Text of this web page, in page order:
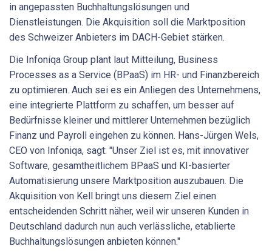
in angepassten Buchhaltungslösungen und
Dienstleistungen. Die Akquisition soll die Marktposition
des Schweizer Anbieters im DACH-Gebiet stärken.
Die Infoniqa Group plant laut Mitteilung, Business
Processes as a Service (BPaaS) im HR- und Finanzbereich
zu optimieren. Auch sei es ein Anliegen des Unternehmens,
eine integrierte Plattform zu schaffen, um besser auf
Bedürfnisse kleiner und mittlerer Unternehmen bezüglich
Finanz und Payroll eingehen zu können. Hans-Jürgen Wels,
CEO von Infoniqa, sagt: "Unser Ziel ist es, mit innovativer
Software, gesamtheitlichem BPaaS und KI-basierter
Automatisierung unsere Marktposition auszubauen. Die
Akquisition von Kell bringt uns diesem Ziel einen
entscheidenden Schritt näher, weil wir unseren Kunden in
Deutschland dadurch nun auch verlässliche, etablierte
Buchhaltungslösungen anbieten können."